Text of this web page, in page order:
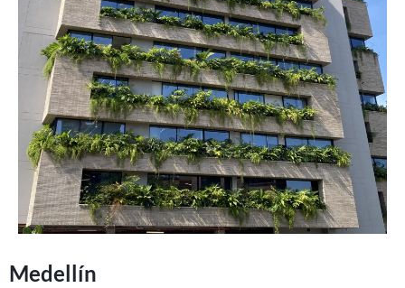
Medellín